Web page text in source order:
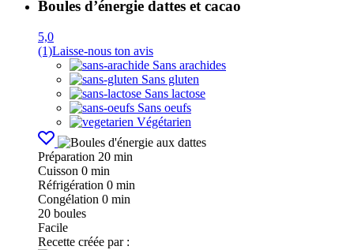
Boules d’énergie dattes et cacao
5,0
(1)Laisse-nous ton avis
Sans arachides
Sans gluten
Sans lactose
Sans oeufs
Végétarien
Préparation 20 min
Cuisson 0 min
Réfrigération 0 min
Congélation 0 min
20 boules
Facile
Recette créée par :